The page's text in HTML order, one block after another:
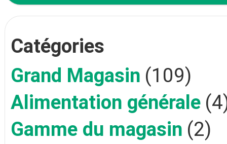
Catégories
Grand Magasin (109)
Alimentation générale
Gamme du magasin (2)